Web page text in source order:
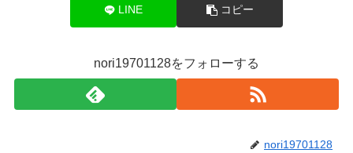
LINE コピー
nori19701128をフォローする
nori19701128